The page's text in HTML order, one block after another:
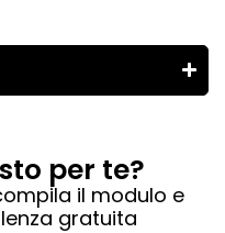
per te?
il modulo e
gratuita